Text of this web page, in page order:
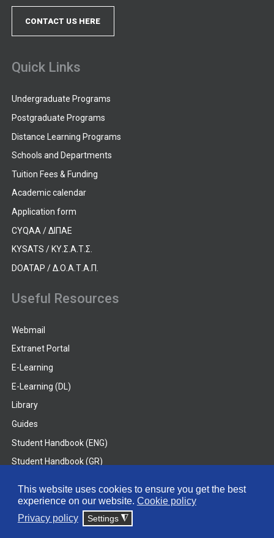
This website uses cookies to ensure you get the best
experience on our website. Cookie policy
Privacy policy
Settings ◮
CONTACT US HERE
Quick Links
Undergraduate Programs
Postgraduate Programs
Distance Learning Programs
Schools and Departments
Tuition Fees & Funding
Academic calendar
Application form
CYQAA / ΔΙΠΑΕ
KYSATS / ΚΥ.Σ.Α.Τ.Σ.
DOATAP / Δ.Ο.Α.Τ.Α.Π.
Useful Resources
Webmail
Extranet Portal
E-Learning
E-Learning (DL)
Library
Guides
Student Handbook (ENG)
Student Handbook (GR)
© 2026 Frederick University